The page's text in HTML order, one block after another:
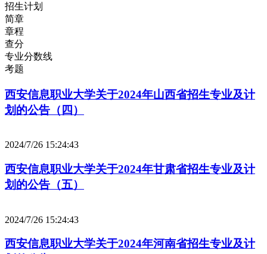
招生计划
简章
章程
查分
专业分数线
考题
西安信息职业大学关于2024年山西省招生专业及计
划的公告（四）
2024/7/26 15:24:43
西安信息职业大学关于2024年甘肃省招生专业及计
划的公告（五）
2024/7/26 15:24:43
西安信息职业大学关于2024年河南省招生专业及计